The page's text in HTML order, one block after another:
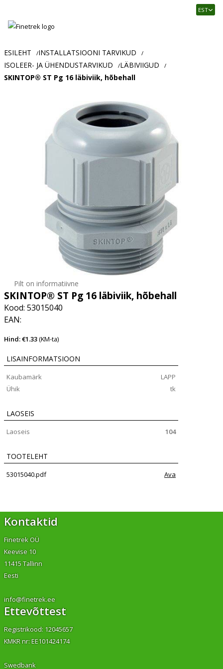
Usaldusväärne
ja
tööstusautomaatika
pood
EST
ESILEHT /INSTALLATSIOONI TARVIKUD /
ISOLEER- JA ÜHENDUSTARVIKUD /LÄBIVIIGUD /
SKINTOP® ST Pg 16 läbiviik, hõbehall
Pilt on informatiivne
SKINTOP® ST Pg 16 läbiviik, hõbehall
Kood: 53015040
EAN:
Hind: €1.33(KM-ta)
LISAINFORMATSIOON
Kaubamärk
LAPP
Ühik
tk
LAOSEIS
Laoseis 104
TOOTELEHT
53015040.pdf Ava
Kontaktid
Finetrek OÜ
Keevise 10
11415 Tallinn
Eesti
info@finetrek.ee
Ettevõttest
Registrikood: 12045657
KMKR nr: EE101424174
Swedbank